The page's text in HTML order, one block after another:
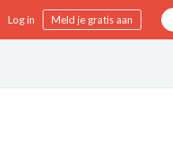
Log in Meld je gratis aan